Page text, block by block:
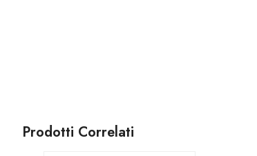
Prodotti Correlati